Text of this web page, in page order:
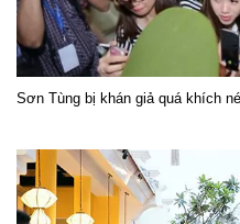
Sơn Tùng bị khán giả quá khích